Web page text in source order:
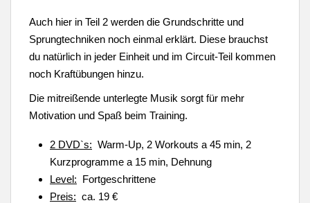
Auch hier in Teil 2 werden die Grundschritte und
Sprungtechniken noch einmal erklärt. Diese brauchst
du natürlich in jeder Einheit und im Circuit-Teil kommen
noch Kraftübungen hinzu.
Die mitreißende unterlegte Musik sorgt für mehr
Motivation und Spaß beim Training.
2 DVD`s: Warm-Up, 2 Workouts a 45 min, 2
Kurzprogramme a 15 min, Dehnung
Level: Fortgeschrittene
Preis: ca. 19 €